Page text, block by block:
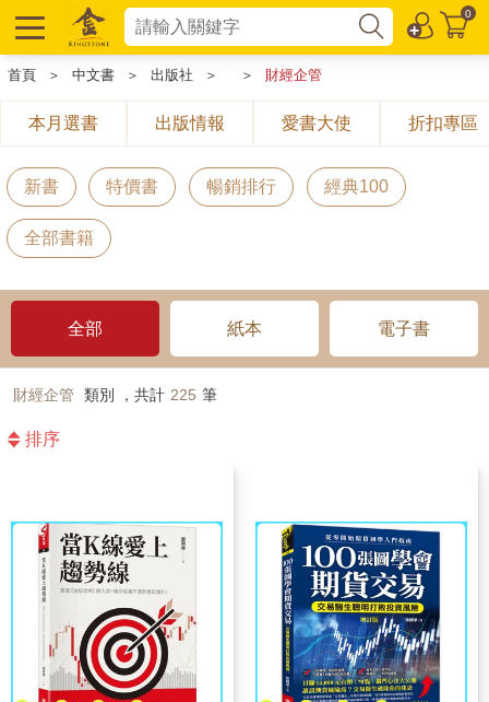
0
首頁 ＞ 中文書 ＞ 出版社 ＞ ＞ 財經企管
本月選書 出版情報 愛書大使 折扣專區
新書 特價書 暢銷排行 經典100
全部書籍
全部 紙本 電子書
財經企管 類別 ，共計 225 筆
排序